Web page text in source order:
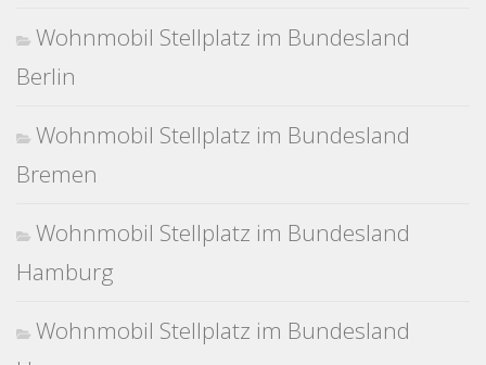
Wohnmobil Stellplatz im Bundesland
Berlin
Wohnmobil Stellplatz im Bundesland
Bremen
Wohnmobil Stellplatz im Bundesland
Hamburg
Wohnmobil Stellplatz im Bundesland